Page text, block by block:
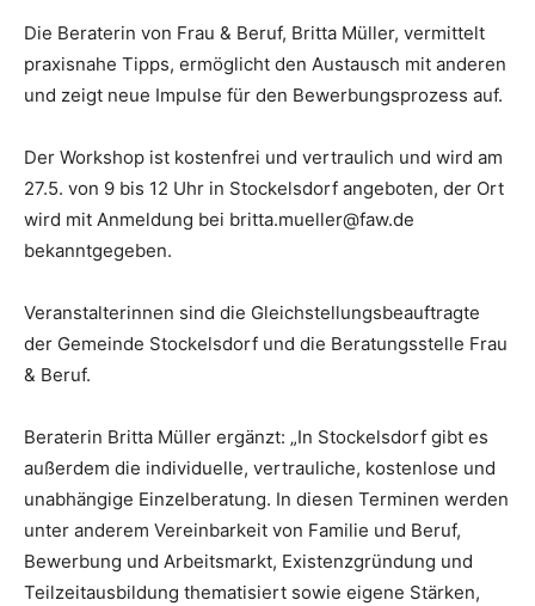
Die Beraterin von Frau & Beruf, Britta Müller, vermittelt
praxisnahe Tipps, ermöglicht den Austausch mit anderen
und zeigt neue Impulse für den Bewerbungsprozess auf.
Der Workshop ist kostenfrei und vertraulich und wird am
27.5. von 9 bis 12 Uhr in Stockelsdorf angeboten, der Ort
wird mit Anmeldung bei britta.mueller@faw.de
bekanntgegeben.
Veranstalterinnen sind die Gleichstellungsbeauftragte
der Gemeinde Stockelsdorf und die Beratungsstelle Frau
& Beruf.
Beraterin Britta Müller ergänzt: „In Stockelsdorf gibt es
außerdem die individuelle, vertrauliche, kostenlose und
unabhängige Einzelberatung. In diesen Terminen werden
unter anderem Vereinbarkeit von Familie und Beruf,
Bewerbung und Arbeitsmarkt, Existenzgründung und
Teilzeitausbildung thematisiert sowie eigene Stärken,